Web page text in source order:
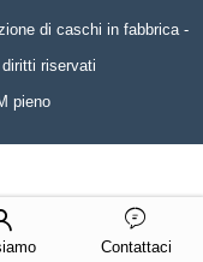
di caschi in fabbrica -
riservati
pieno
Contattaci